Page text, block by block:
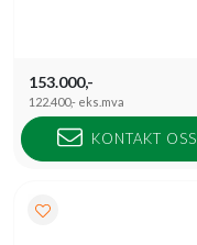
153.000,-
122.400,- eks.mva
KONTAKT OSS